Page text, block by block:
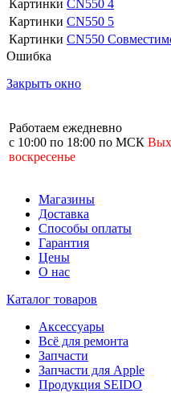
Картинки CN550 4
Картинки CN550 5
Картинки CN550
Ошибка
Закрыть окно
Работаем ежедневно
с 10:00 по 18:00 по МСК
воскресенье
Магазины
Доставка
Способы оплаты
Гарантия
Цены
О нас
Каталог товаров
Аксессуары
Всё для ремонта
Запчасти
Запчасти для Apple
Продукция SEIDO